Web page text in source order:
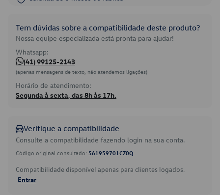
Tem dúvidas sobre a compatibilidade deste produto?
Nossa equipe especializada está pronta para ajudar!
Whatsapp:
(41) 99125-2143
(apenas mensagens de texto, não atendemos ligações)
Horário de atendimento:
Segunda à sexta, das 8h às 17h.
Verifique a compatibilidade
Consulte a compatibilidade fazendo login na sua conta.
Código original consultado: 561959701CZ0Q
Compatibilidade disponível apenas para clientes logados.
Entrar